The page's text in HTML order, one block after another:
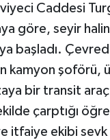
Caddesi
göre, seyir
başladı.
kamyon şoförü,
bir transit
çarptığı
itfaiye ekibi